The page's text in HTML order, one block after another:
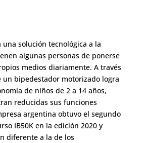
una solución tecnológica a la
algunas personas de ponerse
medios diariamente. A través
un bipedestador motorizado logra
de niños de 2 a 14 años,
reducidas sus funciones
argentina obtuvo el segundo
IB50K en la edición 2020 y
diferente a la de los